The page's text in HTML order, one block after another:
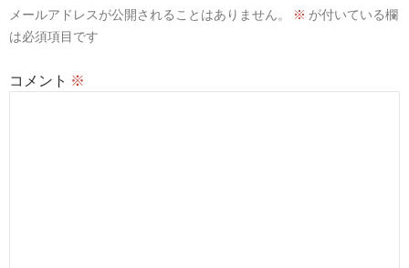
ン
メールアドレスが公開されることはありません。 ※ が付いている欄
は必須項目です
コメント ※